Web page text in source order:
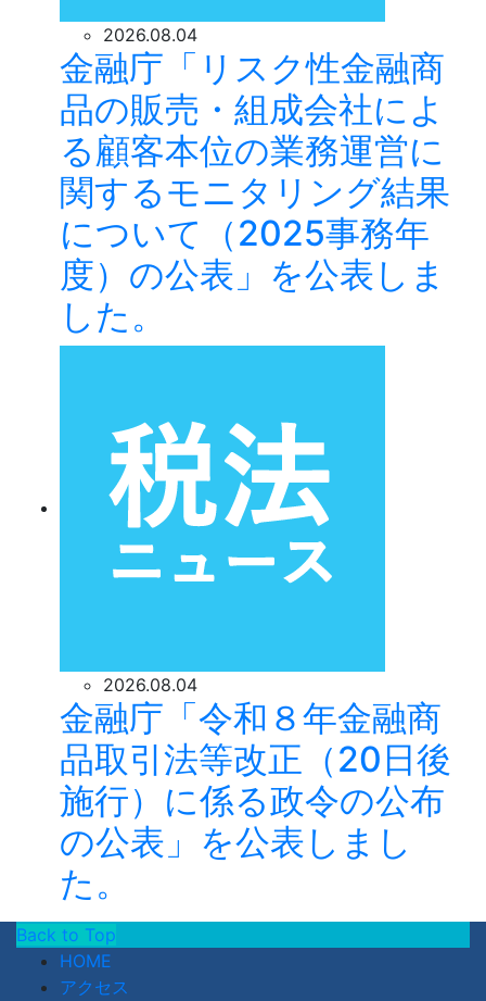
2026.08.04
金融庁「リスク性金融商
品の販売・組成会社によ
る顧客本位の業務運営に
関するモニタリング結果
について（2025事務年
度）の公表」を公表しま
した。
2026.08.04
金融庁「令和８年金融商
品取引法等改正（20日後
施行）に係る政令の公布
の公表」を公表しまし
た。
Back to Top
HOME
アクセス